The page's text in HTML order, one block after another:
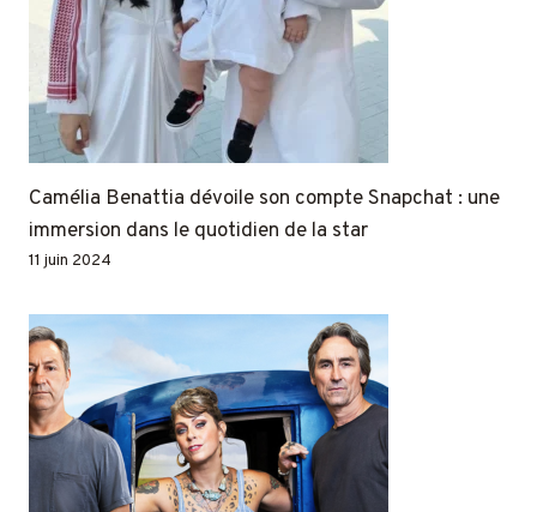
Camélia Benattia dévoile son compte Snapchat : une
immersion dans le quotidien de la star
11 juin 2024